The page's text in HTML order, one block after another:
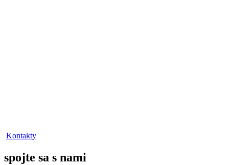
Kontakty
spojte sa s nami